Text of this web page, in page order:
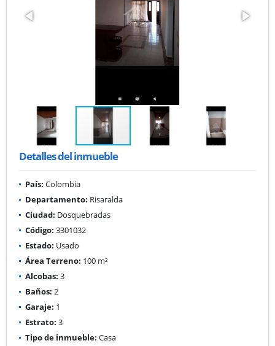
Detalles del inmueble
País: Colombia
Departamento: Risaralda
Ciudad: Dosquebradas
Código: 3301032
Estado: Usado
Área Terreno: 100 m²
Alcobas: 3
Baños: 2
Garaje: 1
Estrato: 3
Tipo de inmueble: Casa